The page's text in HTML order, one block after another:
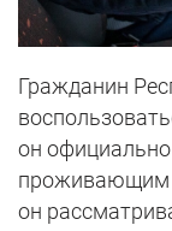
Гражданин
он
проживающим
он